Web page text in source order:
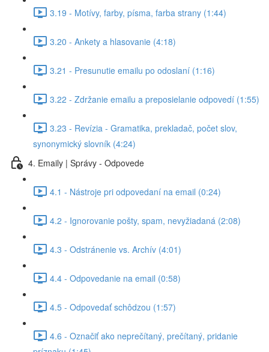
3.19 - Motívy, farby, písma, farba strany (1:44)
3.20 - Ankety a hlasovanie (4:18)
3.21 - Presunutie emailu po odoslaní (1:16)
3.22 - Zdržanie emailu a preposielanie odpovedí (1:55)
3.23 - Revízia - Gramatika, prekladač, počet slov,
synonymický slovník (4:24)
4. Emaily | Správy - Odpovede
4.1 - Nástroje pri odpovedaní na email (0:24)
4.2 - Ignorovanie pošty, spam, nevyžiadaná (2:08)
4.3 - Odstránenie vs. Archív (4:01)
4.4 - Odpovedanie na email (0:58)
4.5 - Odpovedať schôdzou (1:57)
4.6 - Označiť ako neprečítaný, prečítaný, pridanie